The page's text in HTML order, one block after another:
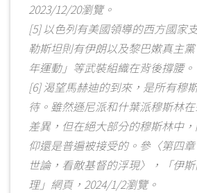
2023/12/20瀏覽。
[5] 以色列有美國領導的西方國家
勒斯坦則有伊朗以及黎巴嫰真主
年運動」等武裝組織在背後撐腰。
[6] 渴望馬赫迪的到來，是所有穆
待。雖然遜尼派和什葉派穆斯林
差異，但在絕大部分的穆斯林中
仰還是普遍被接受的。參〈第四
世論，看敵基督的浮現〉，「伊
理」網頁，2024/1/2瀏覽。